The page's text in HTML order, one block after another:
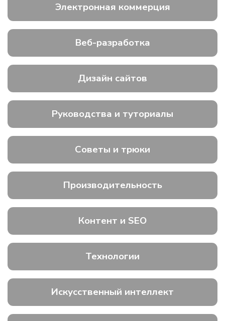
Электронная коммерция
Веб-разработка
Дизайн сайтов
Руководства и туториалы
Советы и трюки
Производительность
Контент и SEO
Технологии
Искусственный интеллект